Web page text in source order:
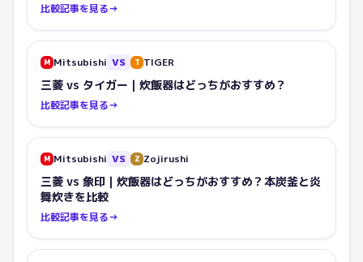
比較記事を見る→
M Mitsubishi VS T TIGER
三菱 vs タイガー｜炊飯器はどっちがおすすめ？
比較記事を見る→
M Mitsubishi VS Z Zojirushi
三菱 vs 象印｜炊飯器はどっちがおすすめ？本炭釜と炎
舞炊きを比較
比較記事を見る→